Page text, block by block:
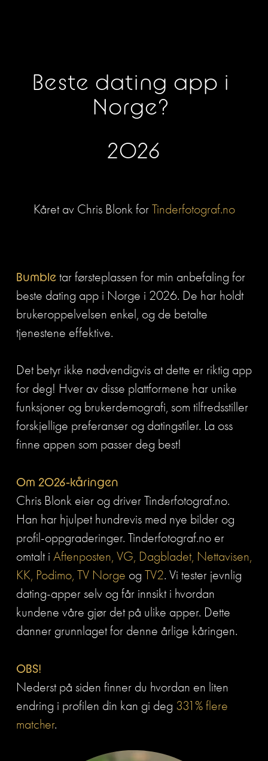
Beste dating app i
Norge?
2026
Kåret av Chris Blonk for Tinderfotograf.no
Bumble tar førsteplassen for min anbefaling for
beste dating app i Norge i 2026. De har holdt
brukeroppelvelsen enkel, og de betalte
tjenestene effektive.
Det betyr ikke nødvendigvis at dette er riktig app
for deg! Hver av disse plattformene har unike
funksjoner og brukerdemografi, som tilfredsstiller
forskjellige preferanser og datingstiler. La oss
finne appen som passer deg best!
Om 2026-kåringen
Chris Blonk eier og driver Tinderfotograf.no.
Han har hjulpet hundrevis med nye bilder og
profil-oppgraderinger. Tinderfotograf.no er
omtalt i Aftenposten, VG, Dagbladet, Nettavisen,
KK, Podimo, TV Norge og TV2. Vi tester jevnlig
dating-apper selv og får innsikt i hvordan
kundene våre gjør det på ulike apper. Dette
danner grunnlaget for denne årlige kåringen.
OBS!
Nederst på siden finner du hvordan en liten
endring i profilen din kan gi deg 331% flere
matcher.